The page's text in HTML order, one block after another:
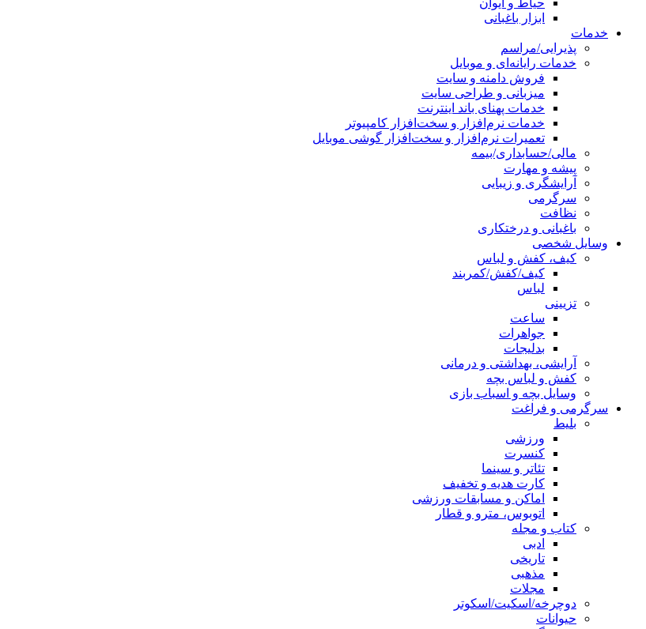
حیاط و ایوان
ابزار باغبانی
خدمات
پذیرایی/مراسم
خدمات رایانه‌ای و موبایل
فروش دامنه و سایت
میزبانی و طراحی سایت
خدمات پهنای باند اینترنت
خدمات نرم‌افزار و سخت‌افزار کامپیوتر
تعمیرات نرم‌افزار و سخت‌افزار گوشی موبایل
مالی/حسابداری/بیمه
پیشه و مهارت
آرایشگری و زیبایی
سرگرمی
نظافت
باغبانی و درختکاری
وسایل شخصی
کیف، کفش و لباس
کیف/کفش/کمربند
لباس
تزیینی
ساعت
جواهرات
بدلیجات
آرایشی، بهداشتی و درمانی
کفش و لباس بچه
وسایل بچه و اسباب بازی
سرگرمی و فراغت
بلیط
ورزشی
کنسرت
تئاتر و سینما
کارت هدیه و تخفیف
اماکن و مسابقات ورزشی
اتوبوس، مترو و قطار
کتاب و مجله
ادبی
تاریخی
مذهبی
مجلات
دوچرخه/اسکیت/اسکوتر
حیوانات